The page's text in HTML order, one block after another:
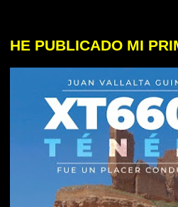
HE PUBLICADO MI